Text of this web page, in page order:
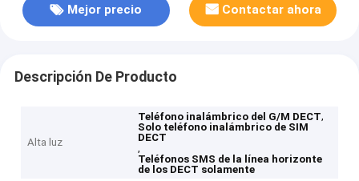
Mejor precio Contactar ahora
Descripción De Producto
Alta luz
Teléfono inalámbrico del G/M DECT,
Solo teléfono inalámbrico de SIM
DECT
,
Teléfonos SMS de la línea horizonte
de los DECT solamente